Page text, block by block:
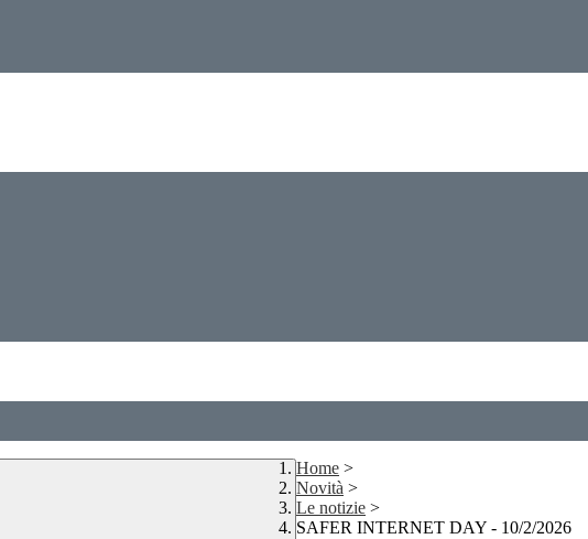
Home >
Novità >
Le notizie >
SAFER INTERNET DAY - 10/2/2026